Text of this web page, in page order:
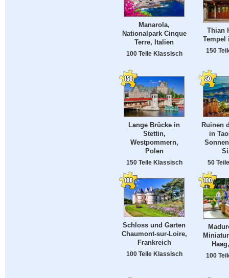
Manarola,
Nationalpark Cinque
Terre, Italien
100 Teile Klassisch
Thian
Tempel
150
Lange Brücke in
Stettin,
Westpommern,
Polen
150 Teile Klassisch
Ruinen
in
50
Schloss und Garten
Chaumont-sur-Loire,
Frankreich
100 Teile Klassisch 100